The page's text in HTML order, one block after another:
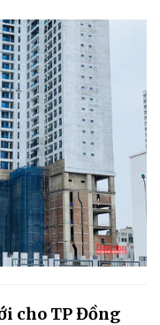
cho TP Đồng